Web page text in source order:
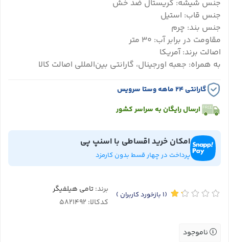
جنس شیشه: کریستال ضد خش
جنس قاب: استیل
جنس بند: چرم
مقاومت در برابر آب: ۳۰ متر
اصالت برند: آمریکا
به همراه: جعبه اورجینال، گارانتی بین‌المللی اصالت کالا
گارانتی ۲۴ ماهه وستا سرویس
ارسال رایگان به سراسر کشور
امکان خرید اقساطی با اسنپ پی
پرداخت در چهار قسط بدون کارمزد
(1 بازخورد کاربران ) برند:تامی هیلفیگر
کدکالا:
ناموجود